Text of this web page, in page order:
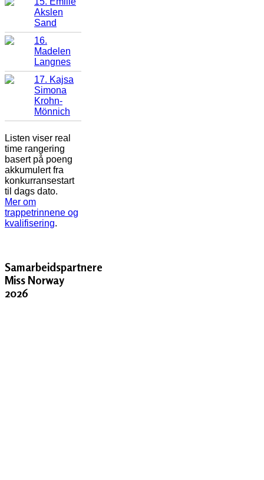
Akslen
Sand
16.
Madelen
Langnes
17. Kajsa
Simona
Krohn-
Mönnich
Listen viser real
time rangering
basert på poeng
akkumulert fra
konkurransestart
til dags dato.
Mer om
trappetrinnene og
kvalifisering.
Samarbeidspartnere
Miss Norway
2026